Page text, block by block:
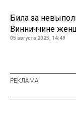
Била за
Винниччине
05 августа 2025, 14:49